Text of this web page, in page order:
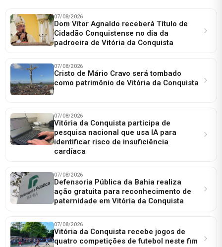
07/08/2026
Dom Vítor Agnaldo receberá Título de
Cidadão Conquistense no dia da
padroeira de Vitória da Conquista
07/08/2026
Cristo de Mário Cravo será tombado
como patrimônio de Vitória da Conquista
07/08/2026
Vitória da Conquista participa de
pesquisa nacional que usa IA para
identificar risco de insuficiência
cardíaca
07/08/2026
Defensoria Pública da Bahia realiza
ação gratuita para reconhecimento de
paternidade em Vitória da Conquista
07/08/2026
Vitória da Conquista recebe jogos de
quatro competições de futebol neste fim